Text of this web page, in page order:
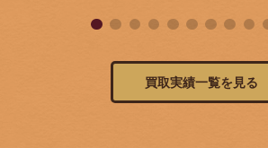
買取実績一覧を見る